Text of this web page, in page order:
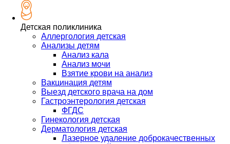
Детская поликлиника
Аллергология детская
Анализы детям
Анализ кала
Анализ мочи
Взятие крови на анализ
Вакцинация детям
Выезд детского врача на дом
Гастроэнтерология детская
ФГДС
Гинекология детская
Дерматология детская
Лазерное удаление доброкачественных